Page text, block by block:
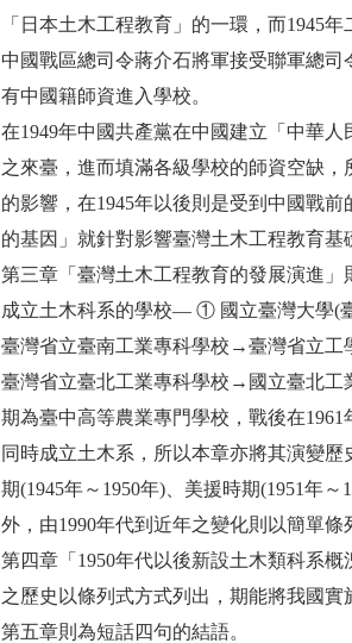
「日本土木工程教育」的一環，而1945
中國戰區總司令蔣介石將軍接受聯軍總
有中國籍師資進入學校。
在1949年中國共產黨在中國建立「中華
之來臺，進而填滿各級學校的師資空缺
的影響，在1945年以後則是受到中國戰
的基因」就針對影響臺灣土木工程教育基
第三章「臺灣土木工程教育的發展演進
成立土木科系的學校— ① 國立臺灣大學(
臺灣省立臺南工業專科學校→臺灣省立
臺灣省立臺北工業專科學校→國立臺北
期為臺中高等農業專門學校，戰後在
同時成立土木系，所以本章亦將其演變
期(1945年～1950年)、美援時期(1951年
外，由1990年代到近年之變化則以簡單條
第四章「1950年代以後新設土木類科系
之歷史以條列式方式列出，期能將我國實
第五章則為短話四句的結語。